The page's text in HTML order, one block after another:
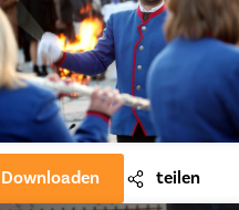
Downloaden teilen